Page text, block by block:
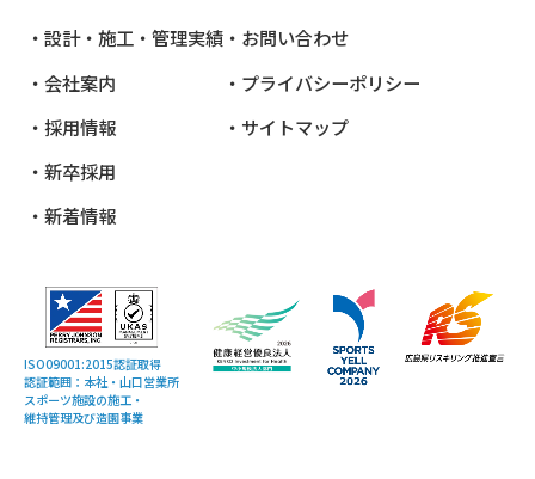
設計・施工・管理実績
会社案内
採用情報
新卒採用
新着情報
お問い合わせ
プライバシーポリシー
サイトマップ
ISO09001:2015認証取得
認証範囲：本社・山口営業所
スポーツ施設の施工・
維持管理及び造園事業